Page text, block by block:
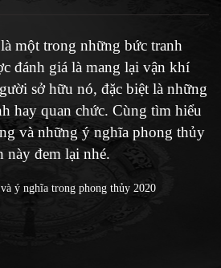
một trong những bức tranh
đánh giá là mang lại vận khí
sở hữu nó, đặc biệt là những
hay quan chức. Cùng tìm hiểu
và những ý nghĩa phong thủy
này đem lại nhé.
ý nghĩa trong phong thủy 2020